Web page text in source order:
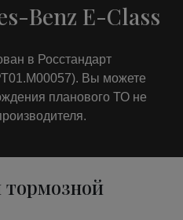
Benz E-Class
в Росстандарт
Вы можете
планового ТО не
тормозной